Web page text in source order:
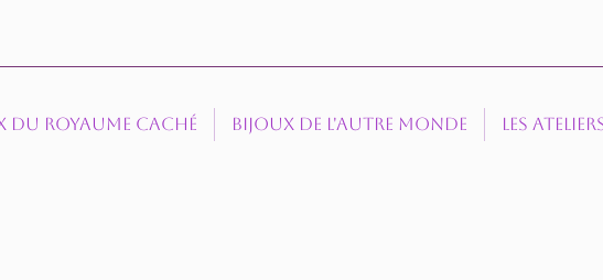
du royaume caché Bijoux de l'autre Monde Les